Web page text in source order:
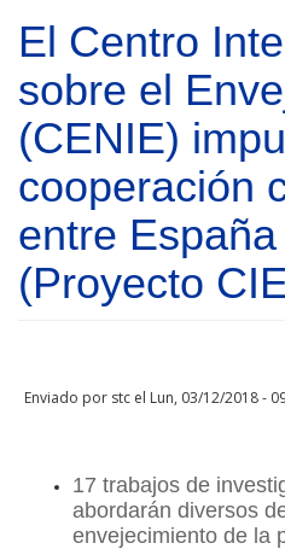
El Centro
sobre el
(CENIE)
cooperación
entre
(Proyecto
Enviado por stc el Lun, 03/12/2018 -
17 trabajos de
abordarán diversos
envejecimiento de la